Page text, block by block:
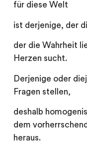
für diese Welt
ist derjenige, der
der die Wahrheit
Herzen sucht.
Derjenige oder
Fragen stellen,
deshalb
dem
heraus.